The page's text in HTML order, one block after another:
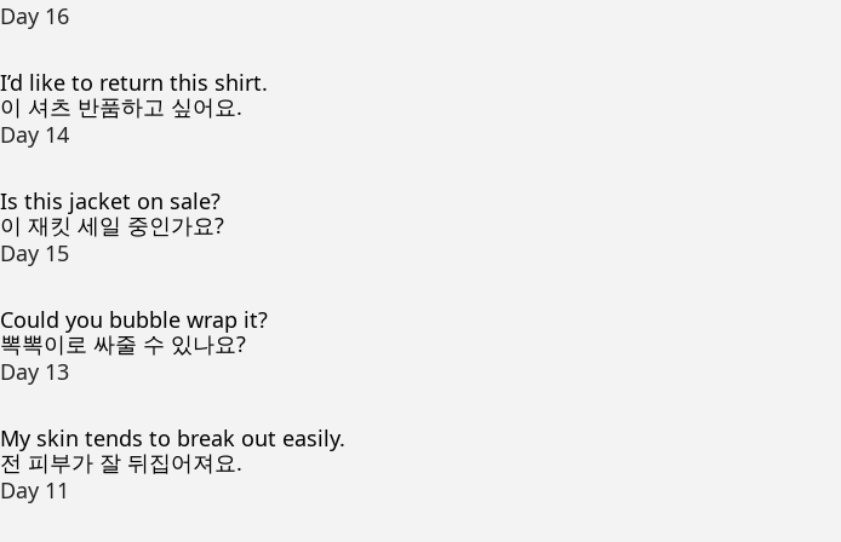
Day 16
I’d like to return this shirt.
이 셔츠 반품하고 싶어요.
Day 14
Is this jacket on sale?
이 재킷 세일 중인가요?
Day 15
Could you bubble wrap it?
뽁뽁이로 싸줄 수 있나요?
Day 13
My skin tends to break out easily.
전 피부가 잘 뒤집어져요.
Day 11